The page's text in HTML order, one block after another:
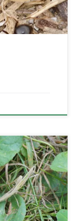
Europe.
partie à cause
grenouille verte,
Amphibien
et temporaria